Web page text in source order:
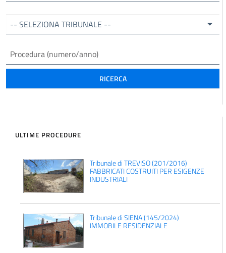
-- SELEZIONA TRIBUNALE --
RICERCA
ULTIME PROCEDURE
Tribunale di TREVISO (201/2016)
FABBRICATI COSTRUITI PER ESIGENZE
INDUSTRIALI
Tribunale di SIENA (145/2024)
IMMOBILE RESIDENZIALE